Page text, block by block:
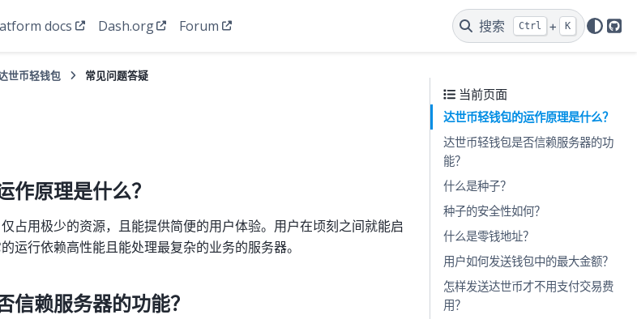
docs Dash.org Forum 搜索 Ctrl + K
世币轻钱包 常见问题答疑
作原理是什么？
占用极少的资源，且能提供简便的用户体验。用户在顷刻之间就能启
运行依赖高性能且能处理最复杂的业务的服务器。
信赖服务器的功能？
当前页面
达世币轻钱包的运作原理是什么？
达世币轻钱包是否信赖服务器的功
能？
什么是种子？
种子的安全性如何？
什么是零钱地址？
用户如何发送钱包中的最大金额？
怎样发送达世币才不用支付交易费
用？